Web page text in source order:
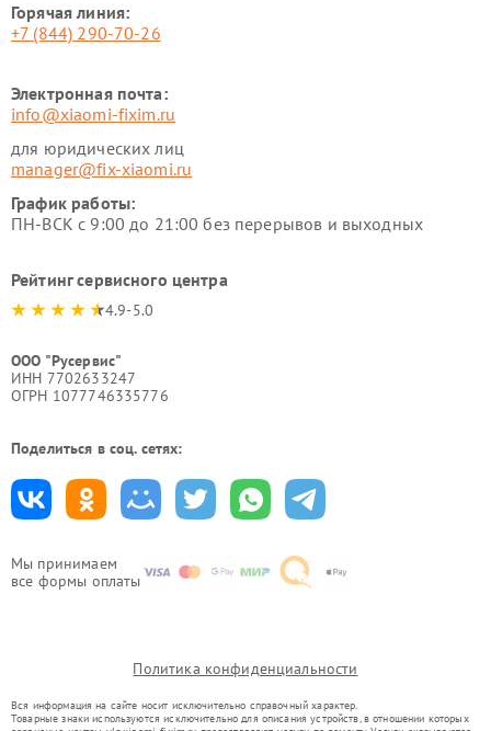
Мы принимаем
все формы оплаты
Горячая линия:
+7 (844) 290-70-26
Электронная почта:
info@xiaomi-fixim.ru
для юридических лиц
manager@fix-xiaomi.ru
График работы:
ПН-ВСК с 9:00 до 21:00 без перерывов и выходных
Рейтинг сервисного центра
4.9-5.0
ООО "Русервис"
ИНН 7702633247
ОГРН 1077746335776
Поделиться в соц. сетях:
Политика конфиденциальности
Вся информация на сайте носит исключительно справочный характер.
Товарные знаки используются исключительно для описания устройств, в отношении которых